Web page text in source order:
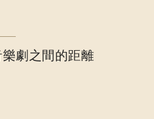
劇之間的距離